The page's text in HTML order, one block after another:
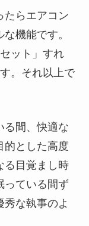
たらエアコン
機能です。
ット」すれ
。それ以上で
る間、快適な
的とした高度
る目覚まし時
っている間ず
な執事のよ